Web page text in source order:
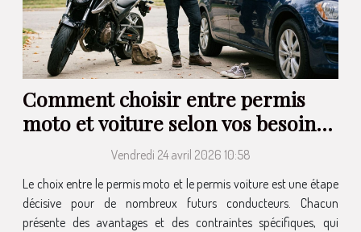
Comment choisir entre permis
moto et voiture selon vos besoins
Vendredi 24 avril 2026 10:58
Le choix entre le permis moto et le permis voiture est une étape
décisive pour de nombreux futurs conducteurs. Chacun
présente des avantages et des contraintes spécifiques, qui